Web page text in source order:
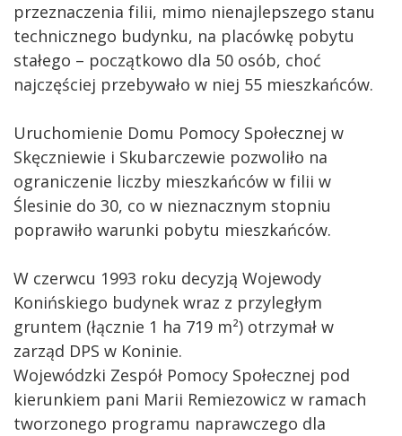
przeznaczenia filii, mimo nienajlepszego stanu
technicznego budynku, na placówkę pobytu
stałego – początkowo dla 50 osób, choć
najczęściej przebywało w niej 55 mieszkańców.
Uruchomienie Domu Pomocy Społecznej w
Skęczniewie i Skubarczewie pozwoliło na
ograniczenie liczby mieszkańców w filii w
Ślesinie do 30, co w nieznacznym stopniu
poprawiło warunki pobytu mieszkańców.
W czerwcu 1993 roku decyzją Wojewody
Konińskiego budynek wraz z przyległym
gruntem (łącznie 1 ha 719 m²) otrzymał w
zarząd DPS w Koninie.
Wojewódzki Zespół Pomocy Społecznej pod
kierunkiem pani Marii Remiezowicz w ramach
tworzonego programu naprawczego dla